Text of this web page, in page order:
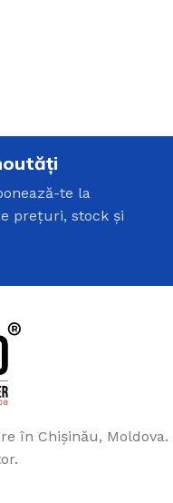
te la
prețuri, stock și
în Chișinău, Moldova.